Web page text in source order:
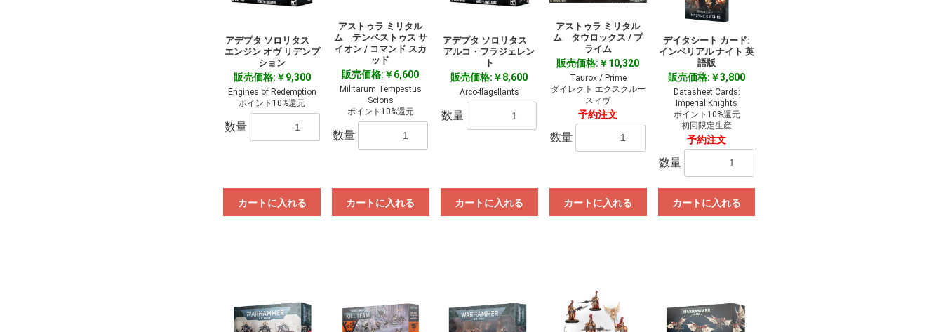
アデプタ ソロリタス
エンジン オヴ リデンプ
ション
販売価格:￥9,300
Engines of Redemption
ポイント10%還元
数量
カートに入れる
アストゥラ ミリタル
ム テンペストゥス サ
イオン / コマンド スカ
ッド
販売価格:￥6,600
Militarum Tempestus
Scions
ポイント10%還元
数量
カートに入れる
アデプタ ソロリタス
アルコ・フラジェレン
ト
販売価格:￥8,600
Arco-flagellants
数量
カートに入れる
アストゥラ ミリタル
ム タウロックス / プ
ライム
販売価格:￥10,320
Taurox / Prime
ダイレクト エクスクルー
スィヴ
予約注文
数量
カートに入れる
デイタシート カード:
インペリアル ナイト 英
語版
販売価格:￥3,800
Datasheet Cards:
Imperial Knights
ポイント10%還元
初回限定生産
予約注文
数量
カートに入れる